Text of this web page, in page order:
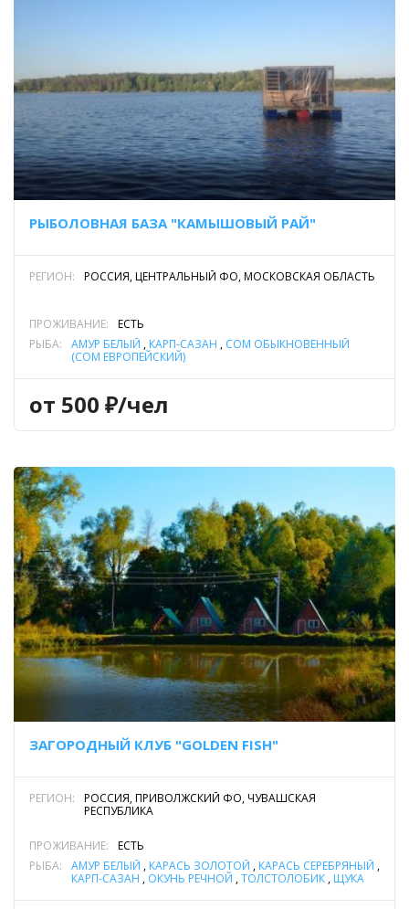
РЫБОЛОВНАЯ БАЗА "КАМЫШОВЫЙ РАЙ"
РЕГИОН: РОССИЯ, ЦЕНТРАЛЬНЫЙ ФО, МОСКОВСКАЯ ОБЛАСТЬ
ПРОЖИВАНИЕ:
ЕСТЬ
РЫБА:
АМУР БЕЛЫЙ , КАРП-САЗАН , СОМ ОБЫКНОВЕННЫЙ
(СОМ ЕВРОПЕЙСКИЙ)
от 500 ₽/чел
ЗАГОРОДНЫЙ КЛУБ "GOLDEN FISH"
РЕГИОН:
РОССИЯ, ПРИВОЛЖСКИЙ ФО, ЧУВАШСКАЯ
РЕСПУБЛИКА
ПРОЖИВАНИЕ:
ЕСТЬ
РЫБА:
АМУР БЕЛЫЙ , КАРАСЬ ЗОЛОТОЙ , КАРАСЬ СЕРЕБРЯНЫЙ ,
КАРП-САЗАН , ОКУНЬ РЕЧНОЙ ,ТОЛСТОЛОБИК , ЩУКА